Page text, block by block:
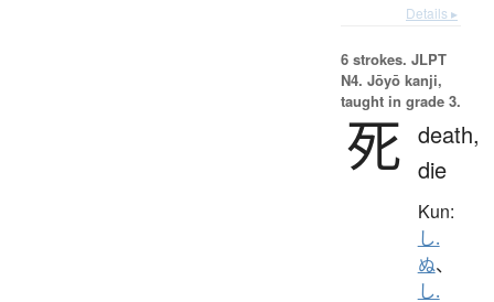
Details ▸
6 strokes. JLPT
N4. Jōyō kanji,
taught in grade 3.
死 death,
die
Kun:
し.
ぬ、
し.